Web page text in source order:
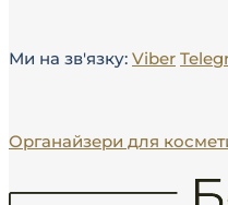
Ми на зв'язку: Viber
Органайзери для